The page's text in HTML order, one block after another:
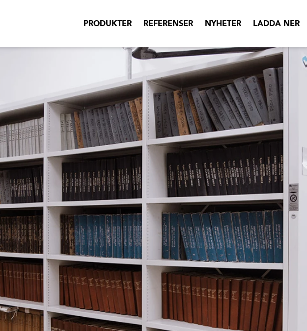
PRODUKTER REFERENSER NYHETER LADDA NER